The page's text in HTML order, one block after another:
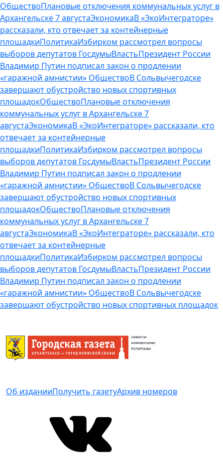
ОбществоПлановые отключения коммунальных услуг в
Архангельске 7 августаЭкономикаВ «ЭкоИнтеграторе»
рассказали, кто отвечает за контейнерные
площадкиПолитикаИзбирком рассмотрел вопросы
выборов депутатов ГосдумыВластьПрезидент России
Владимир Путин подписал закон о продлении
«гаражной амнистии» ОбществоВ Сольвычегодске
завершают обустройство новых спортивных
площадокОбществоПлановые отключения
коммунальных услуг в Архангельске 7
августаЭкономикаВ «ЭкоИнтеграторе» рассказали, кто
отвечает за контейнерные
площадкиПолитикаИзбирком рассмотрел вопросы
выборов депутатов ГосдумыВластьПрезидент России
Владимир Путин подписал закон о продлении
«гаражной амнистии» ОбществоВ Сольвычегодске
завершают обустройство новых спортивных
площадокОбществоПлановые отключения
коммунальных услуг в Архангельске 7
августаЭкономикаВ «ЭкоИнтеграторе» рассказали, кто
отвечает за контейнерные
площадкиПолитикаИзбирком рассмотрел вопросы
выборов депутатов ГосдумыВластьПрезидент России
Владимир Путин подписал закон о продлении
«гаражной амнистии» ОбществоВ Сольвычегодске
завершают обустройство новых спортивных площадок
Об изданииПолучить газетуАрхив номеров